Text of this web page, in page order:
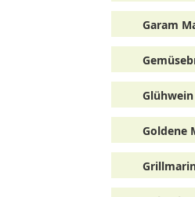
Garam
Goldene